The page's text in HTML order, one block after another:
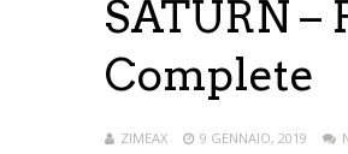
SATURN –
Complete
ZIMEAX 9 GENNAIO, 2019